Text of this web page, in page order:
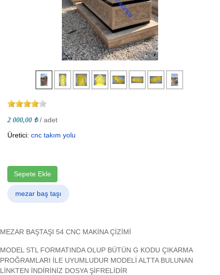
2 000,00 ₺ / adet
Üretici: cnc takım yolu
Sepete Ekle
mezar baş taşı
MEZAR BAŞTAŞI 54 CNC MAKİNA ÇİZİMİ
MODEL STL FORMATINDA OLUP BÜTÜN G KODU ÇIKARMA
PROĞRAMLARI İLE UYUMLUDUR MODELİ ALTTA BULUNAN
LİNKTEN İNDİRİNİZ DOSYA ŞİFRELİDİR